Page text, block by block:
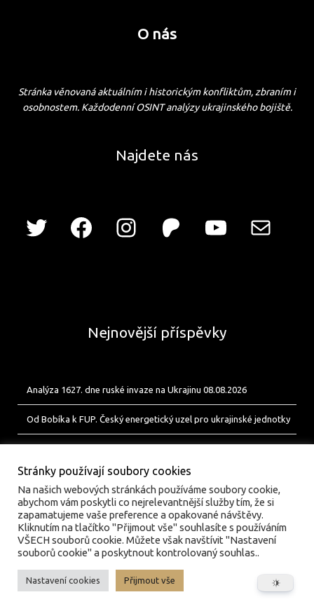
O nás
Stránka věnovaná aktuálním i historickým konfliktům, zbraním i
osobnostem. Každodenní OSINT analýzy ukrajinského bojiště.
Najdete nás
Nejnovější příspěvky
Analýza 1627. dne ruské invaze na Ukrajinu 08.08.2026
Od Bobíka k FUP. Český energetický uzel pro ukrajinské jednotky
© valka.online | Vydavatel: Jan Tofl, Plzeň | ISSN 3029-
6420
Stránky používají soubory cookies
Na našich webových stránkách používáme soubory cookie,
abychom vám poskytli co nejrelevantnější služby tím, že si
zapamatujeme vaše preference a opakované návštěvy.
Kliknutím na tlačítko "Přijmout vše" souhlasíte s používáním
VŠECH souborů cookie. Můžete však navštívit "Nastavení
souborů cookie" a poskytnout kontrolovaný souhlas..
Nastavení cookies Přijmout vše